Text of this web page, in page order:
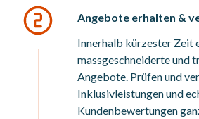
Angebote erhalten &
Innerhalb kürzester Zeit
massgeschneiderte und
Angebote. Prüfen und
Inklusivleistungen und
Kundenbewertungen